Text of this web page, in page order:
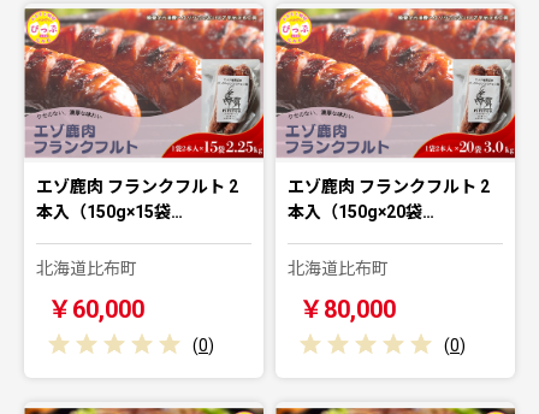
エゾ鹿肉 フランクフルト 2
本入（150g×15袋…
北海道比布町
￥60,000
(0)
エゾ鹿肉 フランクフルト 2
本入（150g×20袋…
北海道比布町
￥80,000
(0)